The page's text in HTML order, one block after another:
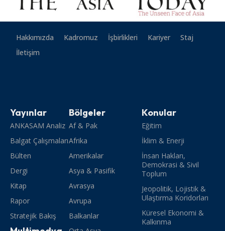
Hakkımızda Kadromuz İşbirlikleri Kariyer
Staj
İletişim
Yayınlar
ANKASAM Analiz
Balgat Çalışmaları
Bülten
Dergi
Kitap
Rapor
Stratejik Bakış
Bölgeler
Af & Pak
Afrika
Amerikalar
Asya & Pasifik
Avrasya
Avrupa
Balkanlar
Konular
Eğitim
İklim & Enerji
İnsan Hakları,
Demokrasi & Sivil
Toplum
Jeopolitik, Lojistik &
Ulaştırma Koridorları
Küresel Ekonomi &
Kalkınma